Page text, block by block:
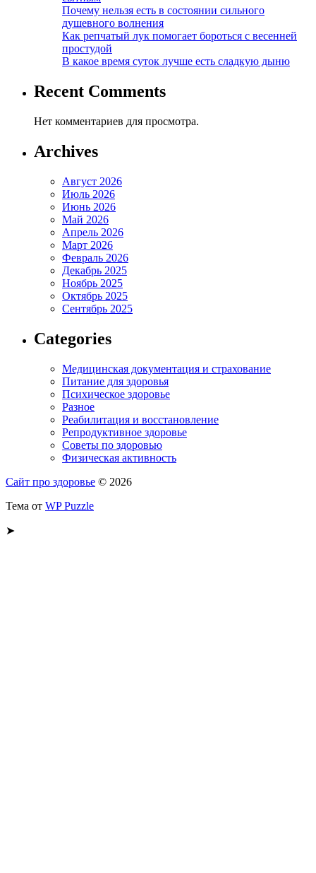
Почему нельзя есть в состоянии сильного
душевного волнения
Как репчатый лук помогает бороться с весенней
простудой
В какое время суток лучше есть сладкую дыню
Recent Comments
Нет комментариев для просмотра.
Archives
Август 2026
Июль 2026
Июнь 2026
Май 2026
Апрель 2026
Март 2026
Февраль 2026
Декабрь 2025
Ноябрь 2025
Октябрь 2025
Сентябрь 2025
Categories
Медицинская документация и страхование
Питание для здоровья
Психическое здоровье
Разное
Реабилитация и восстановление
Репродуктивное здоровье
Советы по здоровью
Физическая активность
Сайт про здоровье © 2026
Тема от WP Puzzle
➤